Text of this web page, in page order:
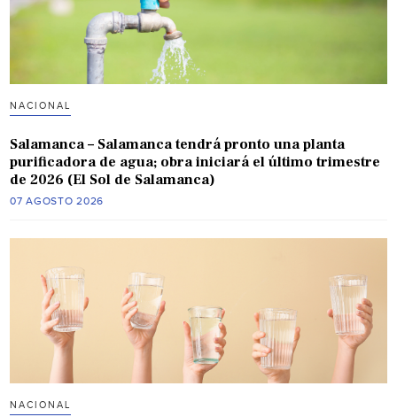
NACIONAL
Salamanca – Salamanca tendrá pronto una planta
purificadora de agua; obra iniciará el último trimestre
de 2026 (El Sol de Salamanca)
07 AGOSTO 2026
NACIONAL